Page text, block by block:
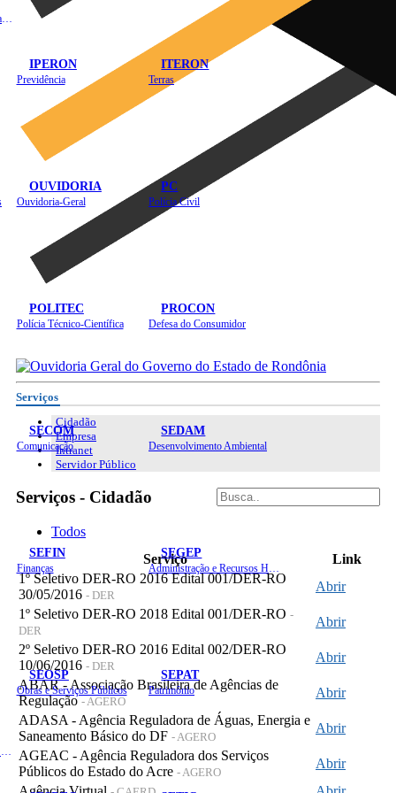
IPERON
Previdência
ITERON
Terras
OUVIDORIA
Ouvidoria-Geral
PC
Polícia Civil
POLITEC
Polícia Técnico-Científica
PROCON
Defesa do Consumidor
SECOM
Comunicação
SEDAM
Desenvolvimento Ambiental
SEFIN
Finanças
SEGEP
SEOSP
Obras e Serviços Públicos
SEPAT
Patrimônio
Serviços
Cidadão
Empresa
Intranet
Servidor Público
Serviços - Cidadão
Todos
Serviço
Link
1º Seletivo DER-RO 2016 Edital 001/DER-RO
30/05/2016 - DER
Abrir
1º Seletivo DER-RO 2018 Edital 001/DER-RO -
DER
Abrir
2º Seletivo DER-RO 2016 Edital 002/DER-RO
10/06/2016 - DER
Abrir
ABAR - Associação Brasileira de Agências de
Regulação- AGERO
Abrir
ADASA - Agência Reguladora de Águas, Energia e
Saneamento Básico do DF - AGERO
Abrir
AGEAC - Agência Reguladora dos Serviços
Públicos do Estado do Acre - AGERO
Abrir